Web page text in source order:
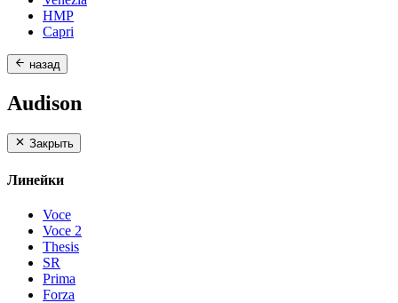
HMP
Capri
назад
Audison
Закрыть
Линейки
Voce
Voce 2
Thesis
SR
Prima
Forza